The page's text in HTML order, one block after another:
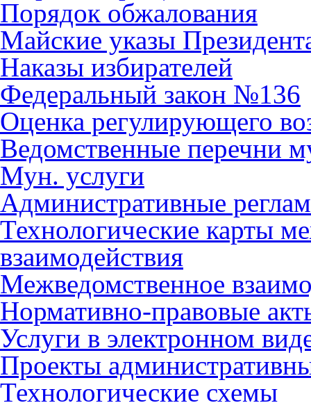
Порядок обжалования
Майские указы
Наказы избирателей
Федеральный закон №136
Оценка регулирующего
Ведомственные перечни
Мун. услуги
Административные
Технологические карты
взаимодействия
Межведомственное
Нормативно-правовые
Услуги в электронном
Проекты
Технологические схемы